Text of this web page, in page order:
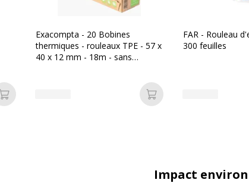
Ajouter au panier
Exacompta - 20 Bobines
thermiques - rouleaux TPE - 57 x
40 x 12 mm - 18m - sans
Ajouter au panier
FAR - Rouleau
300 feuilles
Impact